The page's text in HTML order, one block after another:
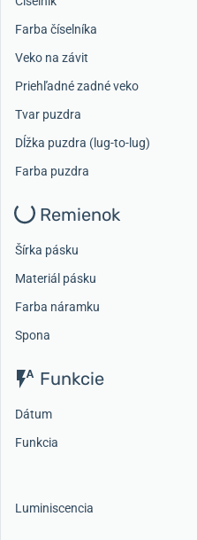
Farba číselníka
Veko na závit
Priehľadné zadné veko
Tvar puzdra
Dĺžka puzdra (lug-to-lug)
Farba puzdra
Remienok
Šírka pásku
Materiál pásku
Farba náramku
Spona
Funkcie
Dátum
Funkcia
Luminiscencia